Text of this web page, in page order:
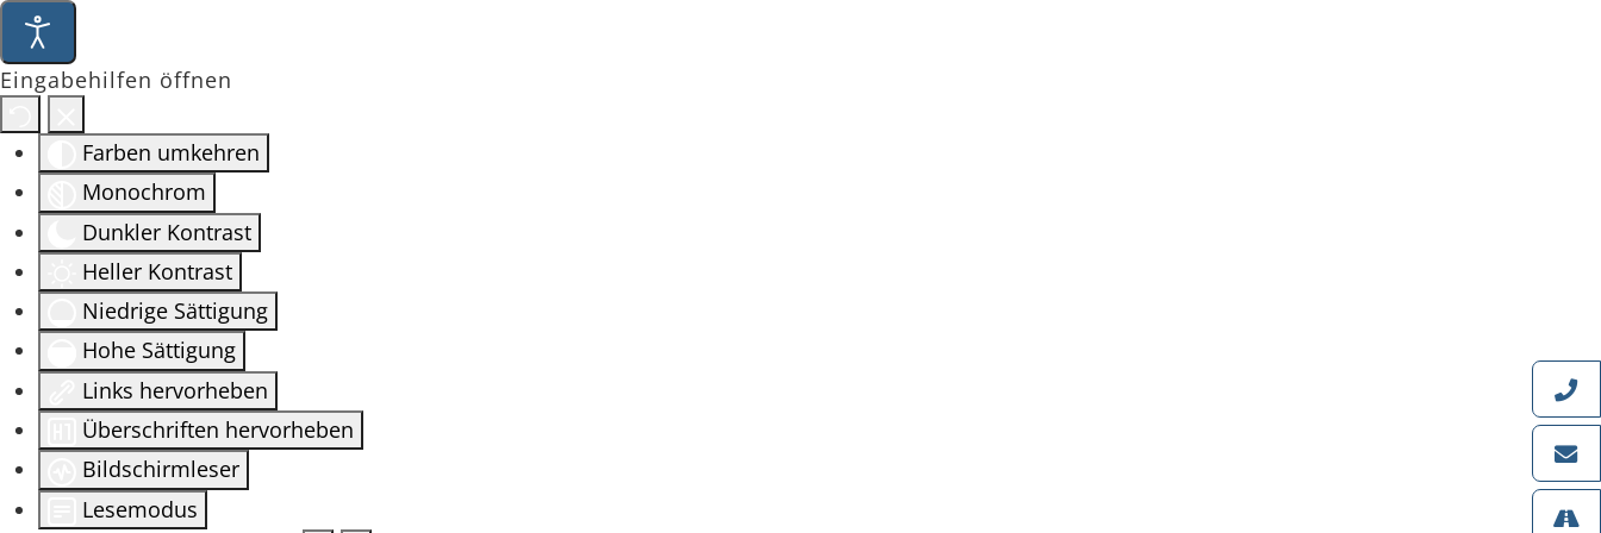
Eingabehilfen öffnen
Farben umkehren
Monochrom
Dunkler Kontrast
Heller Kontrast
Niedrige Sättigung
Hohe Sättigung
Links hervorheben
Überschriften hervorheben
Bildschirmleser
Lesemodus